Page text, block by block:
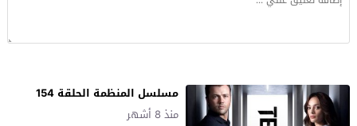
مسلسل المنظمة الحلقة 154
منذ 8 أشهر